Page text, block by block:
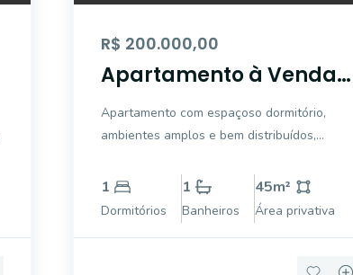
R$ 200.000,00
Apartamento à Venda
em Canoas - Edifício
Esmeralda
Apartamento com espaçoso dormitório,
ambientes amplos e bem distribuídos,
sala de jantar, banheiro social, cozinha e
área de serviço/lavanderia. Ótima posição
solar, circulação de ar e excelente
1
Dormitórios
1
Banheiros
45m²
Área privativa